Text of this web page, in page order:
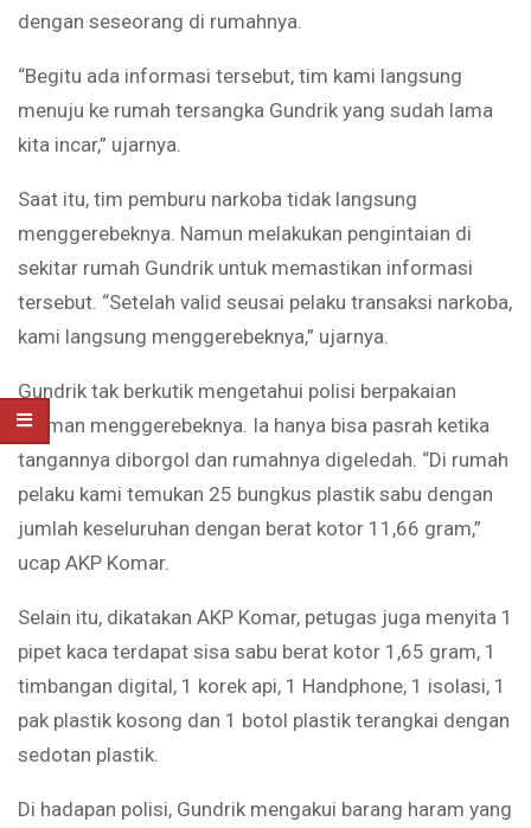
dengan seseorang di rumahnya.
“Begitu ada informasi tersebut, tim kami langsung
menuju ke rumah tersangka Gundrik yang sudah lama
kita incar,” ujarnya.
Saat itu, tim pemburu narkoba tidak langsung
menggerebeknya. Namun melakukan pengintaian di
sekitar rumah Gundrik untuk memastikan informasi
tersebut. “Setelah valid seusai pelaku transaksi narkoba,
kami langsung menggerebeknya,” ujarnya.
Gundrik tak berkutik mengetahui polisi berpakaian
preman menggerebeknya. Ia hanya bisa pasrah ketika
tangannya diborgol dan rumahnya digeledah. “Di rumah
pelaku kami temukan 25 bungkus plastik sabu dengan
jumlah keseluruhan dengan berat kotor 11,66 gram,”
ucap AKP Komar.
Selain itu, dikatakan AKP Komar, petugas juga menyita 1
pipet kaca terdapat sisa sabu berat kotor 1,65 gram, 1
timbangan digital, 1 korek api, 1 Handphone, 1 isolasi, 1
pak plastik kosong dan 1 botol plastik terangkai dengan
sedotan plastik.
Di hadapan polisi, Gundrik mengakui barang haram yang